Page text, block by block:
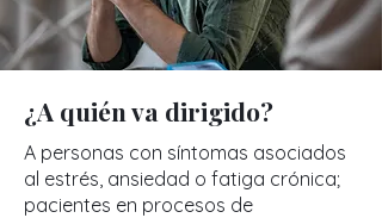
¿A quién va dirigido?
A personas con síntomas asociados
al estrés, ansiedad o fatiga crónica;
pacientes en procesos de